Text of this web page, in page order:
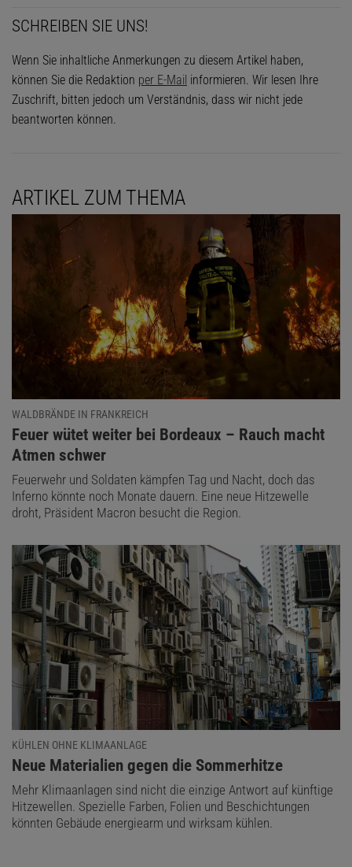
SCHREIBEN SIE UNS!
Wenn Sie inhaltliche Anmerkungen zu diesem Artikel haben,
können Sie die Redaktion per E-Mail informieren. Wir lesen Ihre
Zuschrift, bitten jedoch um Verständnis, dass wir nicht jede
beantworten können.
ARTIKEL ZUM THEMA
WALDBRÄNDE IN FRANKREICH
:
Feuer wütet weiter bei Bordeaux – Rauch macht
Atmen schwer
Feuerwehr und Soldaten kämpfen Tag und Nacht, doch das
Inferno könnte noch Monate dauern. Eine neue Hitzewelle
droht, Präsident Macron besucht die Region.
KÜHLEN OHNE KLIMAANLAGE
:
Neue Materialien gegen die Sommerhitze
Mehr Klimaanlagen sind nicht die einzige Antwort auf künftige
Hitzewellen. Spezielle Farben, Folien und Beschichtungen
könnten Gebäude energiearm und wirksam kühlen.